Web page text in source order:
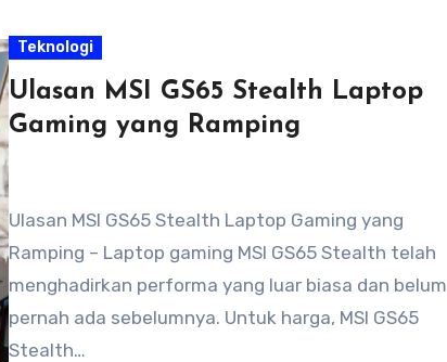
Teknologi
Ulasan MSI GS65 Stealth Laptop
Gaming yang Ramping
Ulasan MSI GS65 Stealth Laptop Gaming yang
Ramping – Laptop gaming MSI GS65 Stealth telah
menghadirkan performa yang luar biasa dan belum
pernah ada sebelumnya. Untuk harga, MSI GS65
Stealth…